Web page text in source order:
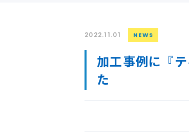
2022.11.01 NEWS
加工事例に『
た